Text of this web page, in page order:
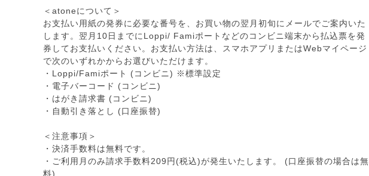
＜atoneについて＞
お支払い用紙の発券に必要な番号を、お買い物の翌月初旬にメールでご案内いた
します。翌月10日までにLoppi/ Famiポートなどのコンビニ端末から払込票を発
券してお支払いください。お支払い方法は、スマホアプリまたはWebマイページ
で次のいずれかからお選びいただけます。
・Loppi/Famiポート (コンビニ) ※標準設定
・電子バーコード (コンビニ)
・はがき請求書 (コンビニ)
・自動引き落とし (口座振替)
＜注意事項＞
・決済手数料は無料です。
・ご利用月のみ請求手数料209円(税込)が発生いたします。 (口座振替の場合は無
料)